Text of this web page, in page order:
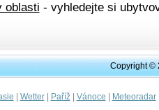
oblasti - vyhledejte si
Copyright ©
| Wetter| Paříž| Vánoce | Meteoradar